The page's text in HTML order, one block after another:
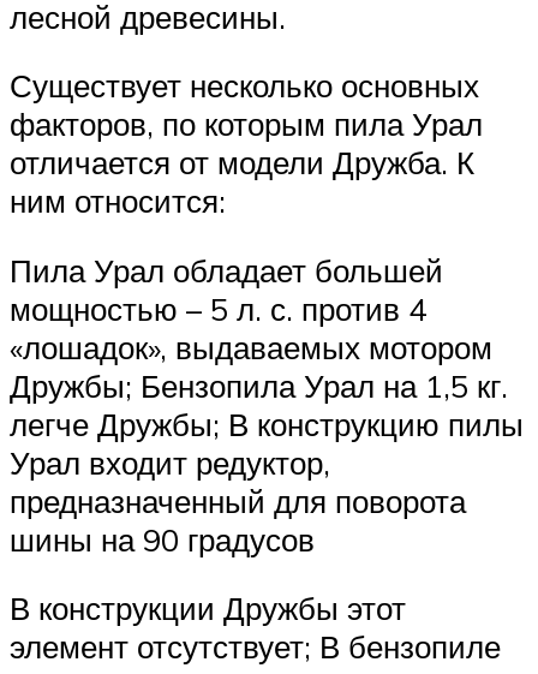
лесной древесины.
Существует несколько основных
факторов, по которым пила Урал
отличается от модели Дружба. К
ним относится:
Пила Урал обладает большей
мощностью – 5 л. с. против 4
«лошадок», выдаваемых мотором
Дружбы; Бензопила Урал на 1,5 кг.
легче Дружбы; В конструкцию пилы
Урал входит редуктор,
предназначенный для поворота
шины на 90 градусов
В конструкции Дружбы этот
элемент отсутствует; В бензопиле